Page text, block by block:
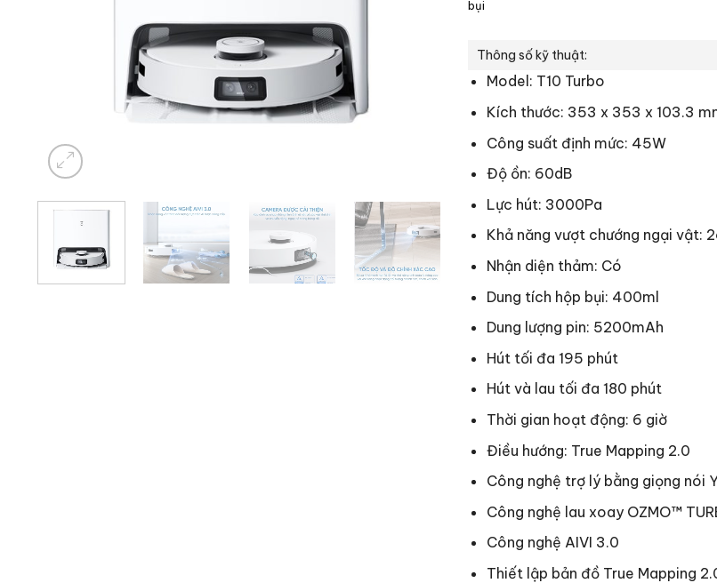
bụi
Thông số kỹ thuật:
Model: T10 Turbo
Kích thước: 353 x 353 x 103.3
Công suất định mức: 45W
Độ ồn: 60dB
Lực hút: 3000Pa
Khả năng vượt chướng ngại vật:
Nhận diện thảm: Có
Dung tích hộp bụi: 400ml
Dung lượng pin: 5200mAh
Hút tối đa 195 phút
Hút và lau tối đa 180 phút
Thời gian hoạt động: 6 giờ
Điều hướng: True Mapping 2.0
Công nghệ trợ lý bằng giọng nói
Công nghệ lau xoay OZMO™
Công nghệ AIVI 3.0
Thiết lập bản đồ True Mapping